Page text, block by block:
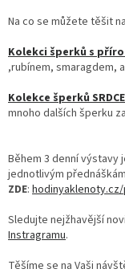
Na co se můžete těšit
Kolekci šperků s
,rubínem, smaragdem,
Kolekce šperků SRDCE
mnoho dalších šperku
Během 3 denní výstavy
jednotlivým
ZDE:
Sledujte nejžhavější
Instragramu.
Těšíme se na Vaši